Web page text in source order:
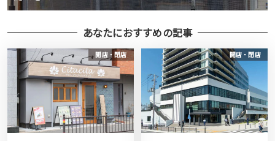
あなたにおすすめの記事
開店・閉店 開店・閉店